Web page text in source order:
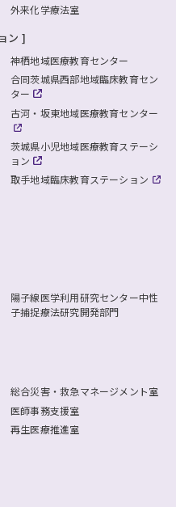
外来化学療法室
ン
神栖地域医療教育センター
合同茨城県西部地域臨床教育セン
ター
古河・坂東地域医療教育センター
茨城県小児地域医療教育ステーシ
ョン
取手地域臨床教育ステーション
陽子線医学利用研究センター中性
子捕捉療法研究開発部門
総合災害・救急マネージメント室
医師事務支援室
再生医療推進室